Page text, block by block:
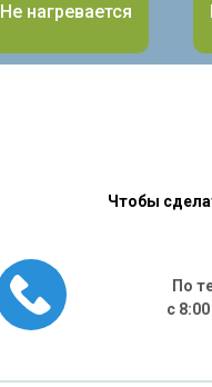
Не нагревается
Чтобы
По
с